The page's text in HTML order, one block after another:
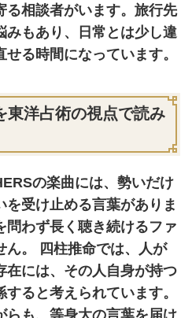
る相談者がいます。旅行先
みもあり、日常とは少し違
る時間になっています。
東洋占術の視点で読み
の楽曲には、勢いだけ
を受け止める言葉がありま
問わず長く聴き続けるファ
ん。 四柱推命では、人が
在には、その人自身が持つ
ると考えられています。
らも、等身大の言葉を届け